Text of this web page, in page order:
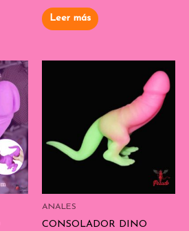
de
5
Leer más
ANALES
CONSOLADOR DINO